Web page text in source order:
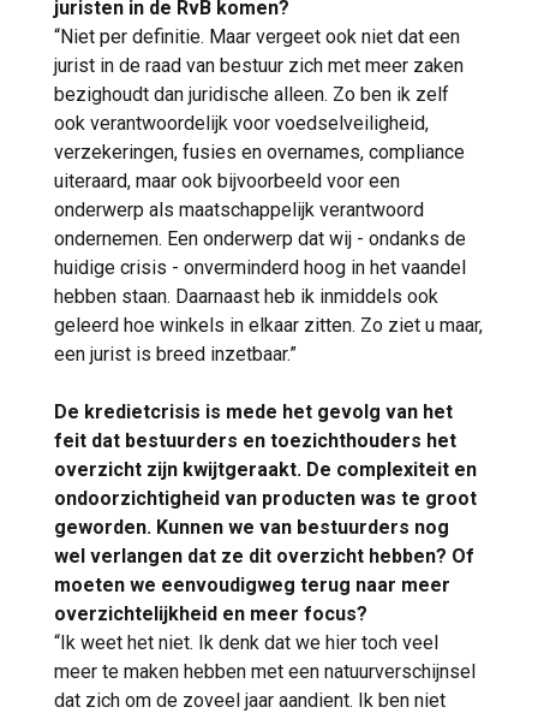
juristen in de RvB komen?
“Niet per definitie. Maar vergeet ook niet dat een
jurist in de raad van bestuur zich met meer zaken
bezighoudt dan juridische alleen. Zo ben ik zelf
ook verantwoordelijk voor voedselveiligheid,
verzekeringen, fusies en overnames, compliance
uiteraard, maar ook bijvoorbeeld voor een
onderwerp als maatschappelijk verantwoord
ondernemen. Een onderwerp dat wij - ondanks de
huidige crisis - onverminderd hoog in het vaandel
hebben staan. Daarnaast heb ik inmiddels ook
geleerd hoe winkels in elkaar zitten. Zo ziet u maar,
een jurist is breed inzetbaar.”
De kredietcrisis is mede het gevolg van het
feit dat bestuurders en toezichthouders het
overzicht zijn kwijtgeraakt. De complexiteit en
ondoorzichtigheid van producten was te groot
geworden. Kunnen we van bestuurders nog
wel verlangen dat ze dit overzicht hebben? Of
moeten we eenvoudigweg terug naar meer
overzichtelijkheid en meer focus?
“Ik weet het niet. Ik denk dat we hier toch veel
meer te maken hebben met een natuurverschijnsel
dat zich om de zoveel jaar aandient. Ik ben niet